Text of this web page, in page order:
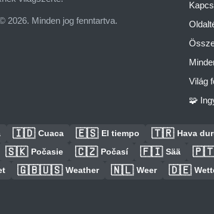
2026. Minden jog fenntartva.
Világ
🧩
🇮🇩 Cuaca 🇪🇸 El tiempo 🇹🇷 Hava
🇸🇰 Počasie 🇨🇿 Počasí 🇫🇮 Sää
🇬🇧🇺🇸 Weather 🇳🇱 Weer 🇩🇪